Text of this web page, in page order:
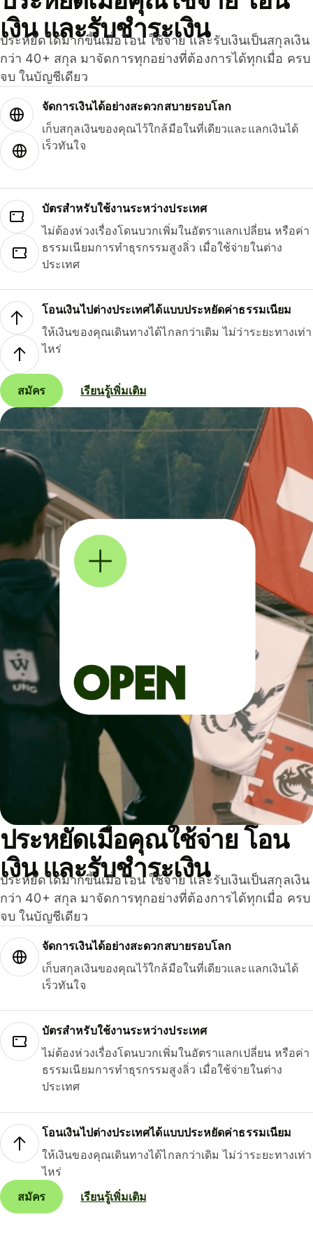
เงิน และรับชำระเงิน
ประหยัดได้มากขึ้นเมื่อโอน ใช้จ่าย และรับเงินเป็นสกุลเงิน
กว่า 40+ สกุล มาจัดการทุกอย่างที่ต้องการได้ทุกเมื่อ ครบ
จบ ในบัญชีเดียว
จัดการเงินได้อย่างสะดวกสบายรอบโลก
เก็บสกุลเงินของคุณไว้ใกล้มือในที่เดียวและแลกเงินได้
เร็วทันใจ
บัตรสำหรับใช้งานระหว่างประเทศ
ไม่ต้องห่วงเรื่องโดนบวกเพิ่มในอัตราแลกเปลี่ยน หรือค่า
ธรรมเนียมการทำธุรกรรมสูงลิ่ว เมื่อใช้จ่ายในต่าง
ประเทศ
โอนเงินไปต่างประเทศได้แบบประหยัดค่าธรรมเนียม
ให้เงินของคุณเดินทางได้ไกลกว่าเดิม ไม่ว่าระยะทางเท่า
ไหร่
สมัคร เรียนรู้เพิ่มเติม
ประหยัดเมื่อคุณใช้จ่าย โอน
เงิน และรับชำระเงิน
ประหยัดได้มากขึ้นเมื่อโอน ใช้จ่าย และรับเงินเป็นสกุลเงิน
กว่า 40+ สกุล มาจัดการทุกอย่างที่ต้องการได้ทุกเมื่อ ครบ
จบ ในบัญชีเดียว
จัดการเงินได้อย่างสะดวกสบายรอบโลก
เก็บสกุลเงินของคุณไว้ใกล้มือในที่เดียวและแลกเงินได้
เร็วทันใจ
บัตรสำหรับใช้งานระหว่างประเทศ
ไม่ต้องห่วงเรื่องโดนบวกเพิ่มในอัตราแลกเปลี่ยน หรือค่า
ธรรมเนียมการทำธุรกรรมสูงลิ่ว เมื่อใช้จ่ายในต่าง
ประเทศ
โอนเงินไปต่างประเทศได้แบบประหยัดค่าธรรมเนียม
ให้เงินของคุณเดินทางได้ไกลกว่าเดิม ไม่ว่าระยะทางเท่า
ไหร่
สมัคร
เรียนรู้เพิ่มเติม